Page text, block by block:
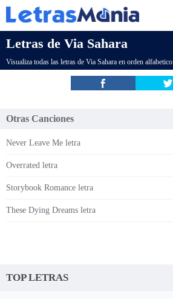
Letras de Via Sahara
Visualiza todas las letras de Via Sahara en orden alfabetico
Otras Canciones
Never Leave Me letra
Overrated letra
Storybook Romance letra
These Dying Dreams letra
TOP LETRAS